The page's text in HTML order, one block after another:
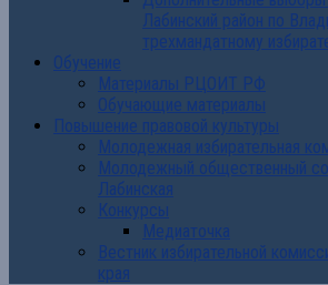
Лабинский район по
трехмандатному
Обучение
Материалы РЦОИТ РФ
Обучающие материалы
Повышение правовой культуры
Молодежная избирательная
Молодежный общественный
Лабинская
Конкурсы
Медиаточка
Вестник избирательной
края